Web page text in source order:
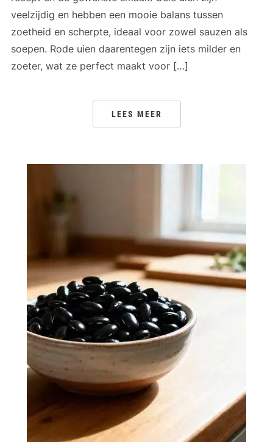
veelzijdig en hebben een mooie balans tussen
zoetheid en scherpte, ideaal voor zowel sauzen als
soepen. Rode uien daarentegen zijn iets milder en
zoeter, wat ze perfect maakt voor […]
LEES MEER